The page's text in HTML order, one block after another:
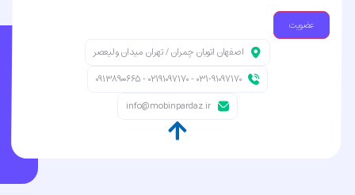
اصفهان اتوبان چمران / تهران میدان ولیعصر
031-91097170 - 02191097170 - 09138900665
info@mobinpardaz.ir